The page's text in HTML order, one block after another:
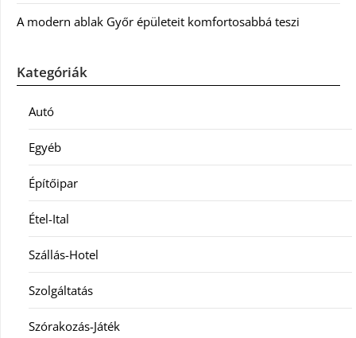
A modern ablak Győr épületeit komfortosabbá teszi
Kategóriák
Autó
Egyéb
Építőipar
Étel-Ital
Szállás-Hotel
Szolgáltatás
Szórakozás-Játék